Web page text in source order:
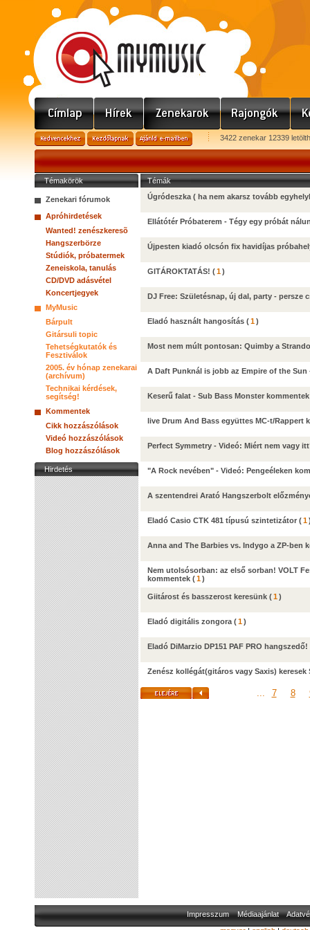
3422 zenekar 12339
Témakörök
Zenekari fórumok
Apróhirdetések
Wanted! zenészkeresõ
Hangszerbörze
Stúdiók, próbatermek
Zeneiskola, tanulás
CD/DVD adásvétel
Koncertjegyek
MyMusic
Bárpult
Gitársuli topic
Tehetségkutatók és
Fesztiválok
2005. év hónap zenekarai
(archívum)
Technikai kérdések,
segítség!
Kommentek
Cikk hozzászólások
Videó hozzászólások
Blog hozzászólások
Hirdetés
Témák
Úgródeszka ( ha nem akarsz tovább
Ellátótér Próbaterem - Tégy egy próbát
Újpesten kiadó olcsón fix havidíjas
GITÁROKTATÁS! (1)
DJ Free: Születésnap, új dal, party - persze
Eladó használt hangosítás (1)
Most nem múlt pontosan: Quimby a
A Daft Punknál is jobb az Empire of the
Keserű falat - Sub Bass Monster kommentek
live Drum And Bass együttes MC-t/Rappert
Perfect Symmetry - Videó: Miért nem vagy
"A Rock nevében" - Videó: Pengeéleken
A szentendrei Arató Hangszerbolt
Eladó Casio CTK 481 típusú szintetizátor (1
Anna and The Barbies vs. Indygo a ZP-ben
Nem utolsósorban: az első sorban! VOLT
kommentek (1)
Giitárost és basszerost keresünk (1)
Eladó digitális zongora (1)
Eladó DiMarzio DP151 PAF PRO hangszedő!
Zenész kollégát(gitáros vagy Saxis) keresek
... 7 8
Impresszum Médiaajánlat